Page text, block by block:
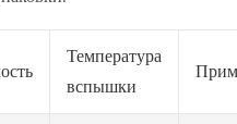
Температура
вспышки